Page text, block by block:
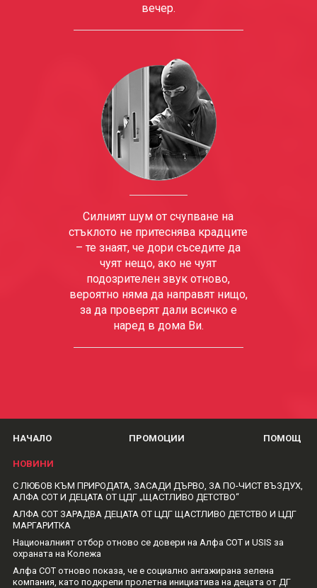
вечер.
Силният шум от счупване на
стъклото не притеснява крадците
– те знаят, че дори съседите да
чуят нещо, ако не чуят
подозрителен звук отново,
вероятно няма да направят нищо,
за да проверят дали всичко е
наред в дома Ви.
НАЧАЛО ПРОМОЦИИ ПОМОЩ
НОВИНИ
С ЛЮБОВ КЪМ ПРИРОДАТА, ЗАСАДИ ДЪРВО, ЗА ПО-ЧИСТ ВЪЗДУХ,
АЛФА СОТ И ДЕЦАТА ОТ ЦДГ „ЩАСТЛИВО ДЕТСТВО“
АЛФА СОТ ЗАРАДВА ДЕЦАТА ОТ ЦДГ ЩАСТЛИВО ДЕТСТВО И ЦДГ
МАРГАРИТКА
Националният отбор отново се довери на Алфа СОТ и USIS за
охраната на Колежа
Алфа СОТ отново показа, че е социално ангажирана зелена
компания, като подкрепи пролетна инициатива на децата от ДГ